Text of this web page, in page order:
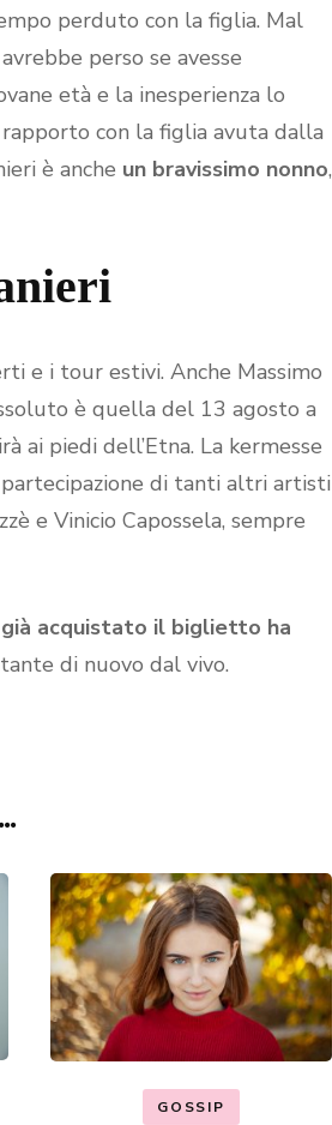
perduto con la figlia. Mal
perso se avesse
età e la inesperienza lo
con la figlia avuta dalla
è anche un bravissimo nonno,
e i tour estivi. Anche Massimo
è quella del 13 agosto a
ai piedi dell’Etna. La kermesse
di tanti altri artisti
e Vinicio Capossela, sempre
già acquistato il biglietto ha
di nuovo dal vivo.
GOSSIP